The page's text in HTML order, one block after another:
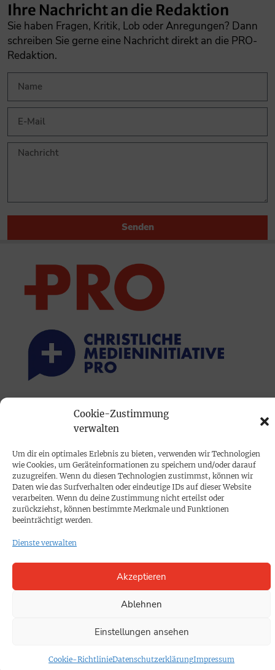
Cookie-Zustimmung
verwalten
Um dir ein optimales Erlebnis zu bieten, verwenden wir Technologien
wie Cookies, um Geräteinformationen zu speichern und/oder darauf
zuzugreifen. Wenn du diesen Technologien zustimmst, können wir
Daten wie das Surfverhalten oder eindeutige IDs auf dieser Website
verarbeiten. Wenn du deine Zustimmung nicht erteilst oder
zurückziehst, können bestimmte Merkmale und Funktionen
beeinträchtigt werden.
Dienste verwalten
Akzeptieren
Ablehnen
Einstellungen ansehen
Cookie-RichtlinieDatenschutzerklärungImpressum
Ihre Nachricht an die Redaktion
Sie haben Fragen, Kritik, Lob oder Anregungen? Dann
schreiben Sie gerne eine Nachricht direkt an die PRO-
Redaktion.
Senden
PRINTAUSGABE
Mediadaten
PROKOMPAKT
Impressum
SPENDEN
Datenschutz